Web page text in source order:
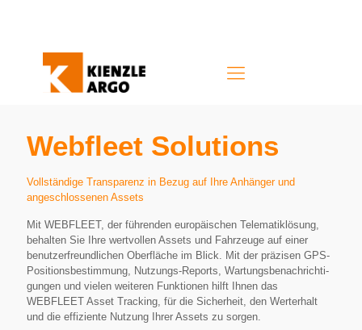
Webfleet Solutions
Vollständige Transparenz in Bezug auf Ihre Anhänger und
angeschlos­senen Assets
Mit WEBFLEET, der führenden europäi­schen Telema­tik­lösung,
behalten Sie Ihre wertvollen Assets und Fahrzeuge auf einer
benut­zer­freund­lichen Oberfläche im Blick. Mit der präzisen GPS-
Po­si­ti­ons­be­stimmung, Nutzungs­-Re­ports, Wartungs­be­nach­rich­ti­
gungen und vielen weiteren Funktionen hilft Ihnen das
WEBFLEET Asset Tracking, für die Sicherheit, den Werterhalt
und die effiziente Nutzung Ihrer Assets zu sorgen.